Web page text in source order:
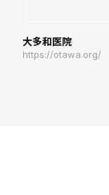
大多和医院
https://otawa.org/